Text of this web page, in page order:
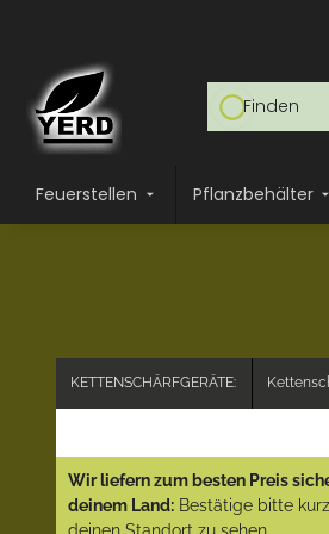
Feuerstellen Pflanzbehälter
KETTENSCHÄRFGERÄTE:
Wir liefern zum besten Preis
deinem Land: Bestätige bitte
deinen Standort zu sehen...